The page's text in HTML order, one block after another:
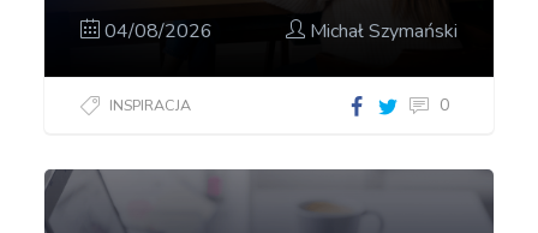
04/08/2026 Michał Szymański
INSPIRACJA 0